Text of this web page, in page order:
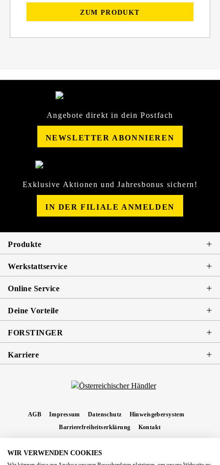
ZUM PRODUKT
Angebote direkt in dein Postfach
NEWSLETTER ABONNIEREN
Exklusive Aktionen und Jahresbonus sichern!
IN DER FILIALE ANMELDEN
Produkte
Werkstattservice
Online Service
Deine Vorteile
FORSTINGER
Karriere
AGB Impressum Datenschutz
Hinweisgebersystem
Barrierefreiheitserklärung
Kontakt
WIR VERWENDEN COOKIES